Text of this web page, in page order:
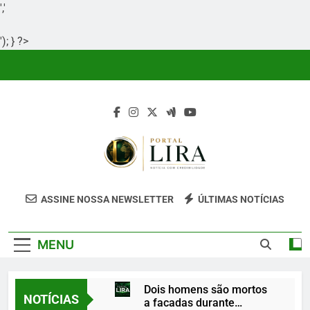
','
'); } ?>
Portal Lira
Portal Lira É Um Site Informativo
Clareza, Responsabilidade E Uma Boa
ASSINE NOSSA NEWSLETTER ÚLTIMAS NOTÍCIAS
MENU
NOTÍCIAS
Dois homens são mortos
a facadas durante